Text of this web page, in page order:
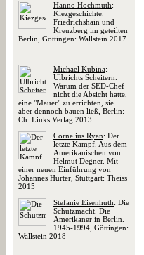
Hanno Hochmuth:
Kiezgeschichte.
Friedrichshain und
Kreuzberg im geteilten
Berlin, Göttingen: Wallstein 2017
Michael Kubina:
Ulbrichts Scheitern.
Warum der SED-Chef
nicht die Absicht hatte,
eine "Mauer" zu errichten, sie
aber dennoch bauen ließ, Berlin:
Ch. Links Verlag 2013
Cornelius Ryan: Der
letzte Kampf. Aus dem
Amerikanischen von
Helmut Degner. Mit
einer neuen Einführung von
Johannes Hürter, Stuttgart: Theiss
2015
Stefanie Eisenhuth: Die
Schutzmacht. Die
Amerikaner in Berlin.
1945-1994, Göttingen:
Wallstein 2018